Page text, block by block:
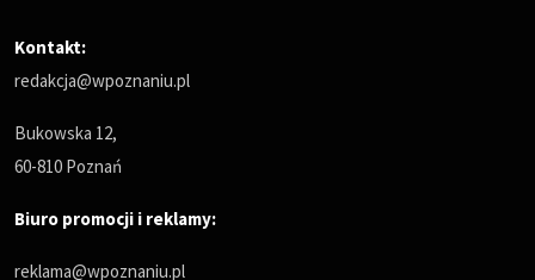
Kontakt:
redakcja@wpoznaniu.pl
Bukowska 12,
60-810 Poznań
Biuro promocji i reklamy:
reklama@wpoznaniu.pl